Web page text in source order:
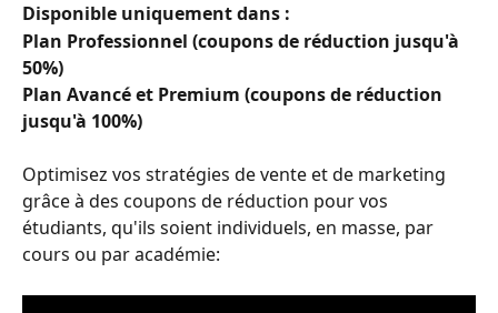
Disponible uniquement dans :
Plan Professionnel (coupons de réduction jusqu'à
50%)
Plan Avancé et Premium (coupons de réduction
jusqu'à 100%)
Optimisez vos stratégies de vente et de marketing
grâce à des coupons de réduction pour vos
étudiants, qu'ils soient individuels, en masse, par
cours ou par académie: